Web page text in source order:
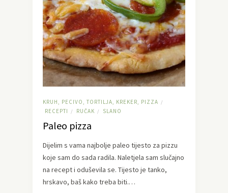
KRUH, PECIVO, TORTILJA, KREKER, PIZZA /
RECEPTI / RUČAK / SLANO
Paleo pizza
Dijelim s vama najbolje paleo tijesto za pizzu
koje sam do sada radila. Naletjela sam slučajno
na recept i oduševila se. Tijesto je tanko,
hrskavo, baš kako treba biti.…